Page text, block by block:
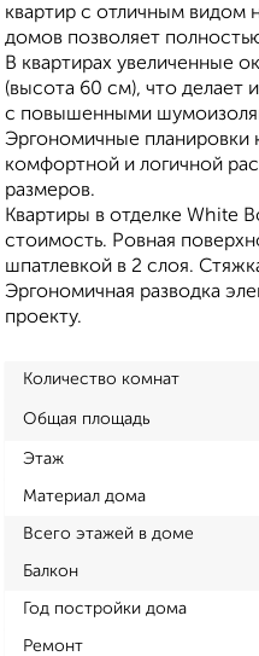
квартир с отличным видом
домов позволяет
В квартирах увеличенные
(высота 60 см), что делает
с повышенными
Эргономичные планировки
комфортной и логичной
размеров.
Квартиры в отделке White
стоимость. Ровная
шпатлевкой в 2 слоя.
Эргономичная разводка
проекту.
Количество комнат
Общая площадь
Этаж
Материал дома
Всего этажей в доме
Балкон
Год постройки дома
Ремонт